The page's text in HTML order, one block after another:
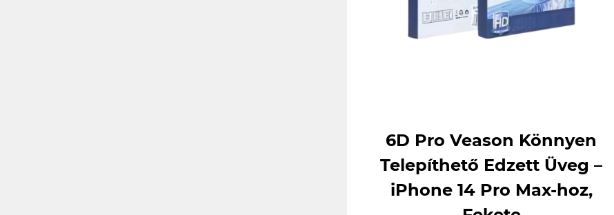
6D Pro Veason Könnyen
Telepíthető Edzett Üveg –
iPhone 14 Pro Max-hoz,